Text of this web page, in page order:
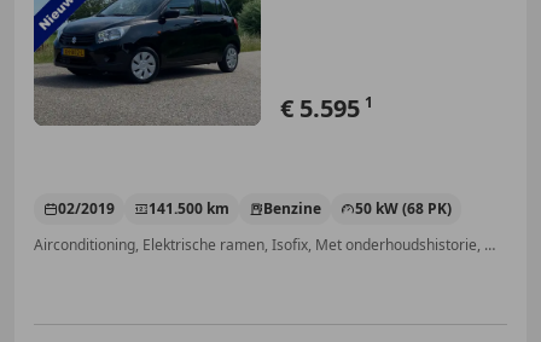
€ 5.595 1
02/2019 141.500 km Benzine
50 kW (68 PK)
Airconditioning, Elektrische ramen, Isofix, Met onderhoudshistorie, Multifunctioneel stuurwiel, LED dagrijverlichting, Centrale deurvergrendeling met afstandsbediening, Traction control